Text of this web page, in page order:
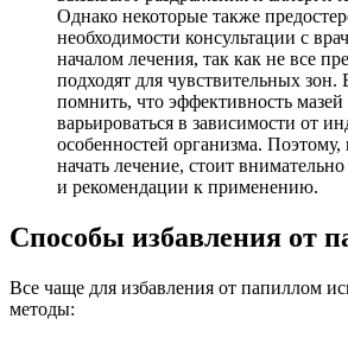
Однако некоторые также
необходимости консультации с
началом лечения, так как не все
подходят для чувствительных
помнить, что эффективность
варьироваться в зависимости от
особенностей организма.
начать лечение, стоит внимательно
и рекомендации к применению.
Способы избавления от
Все чаще для избавления от папиллом
методы: